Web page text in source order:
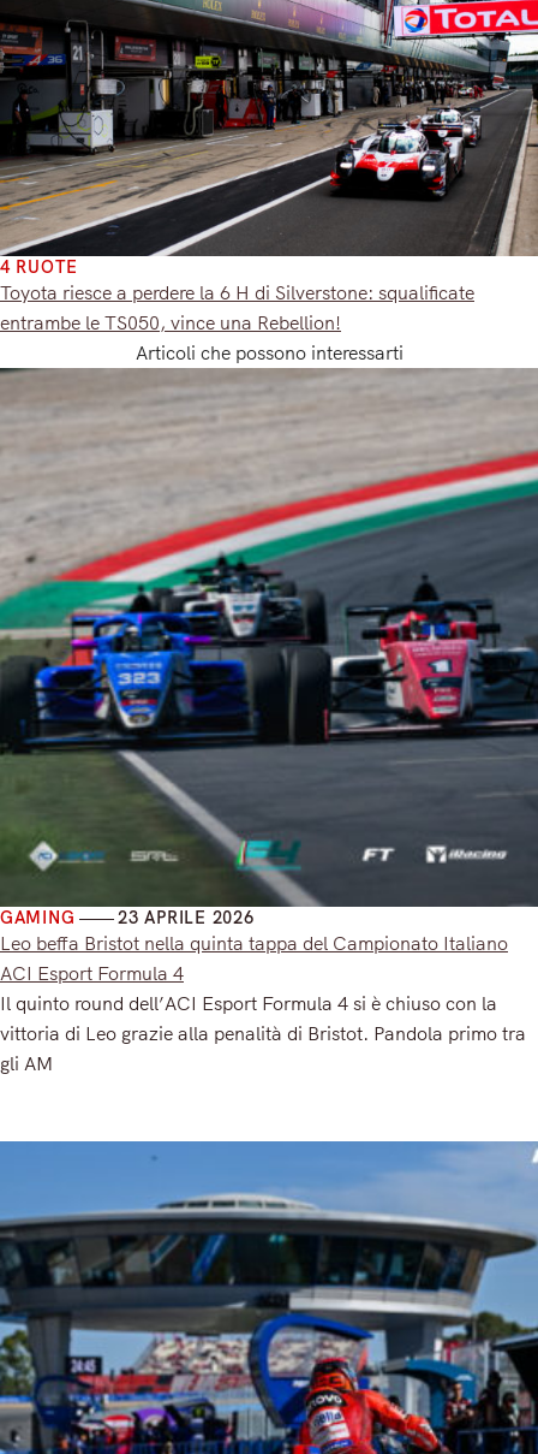
4 RUOTE
Toyota riesce a perdere la 6 H di Silverstone: squalificate
entrambe le TS050, vince una Rebellion!
Articoli che possono interessarti
GAMING 23 APRILE 2026
Leo beffa Bristot nella quinta tappa del Campionato Italiano
ACI Esport Formula 4
Il quinto round dell’ACI Esport Formula 4 si è chiuso con la
vittoria di Leo grazie alla penalità di Bristot. Pandola primo tra
gli AM